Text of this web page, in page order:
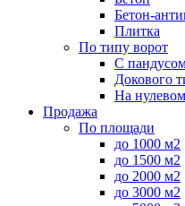
Бетон-
Плитка
По типу ворот
С
Докового
На
Продажа
По площади
до 1000 м2
до 1500 м2
до 2000 м2
до 3000 м2